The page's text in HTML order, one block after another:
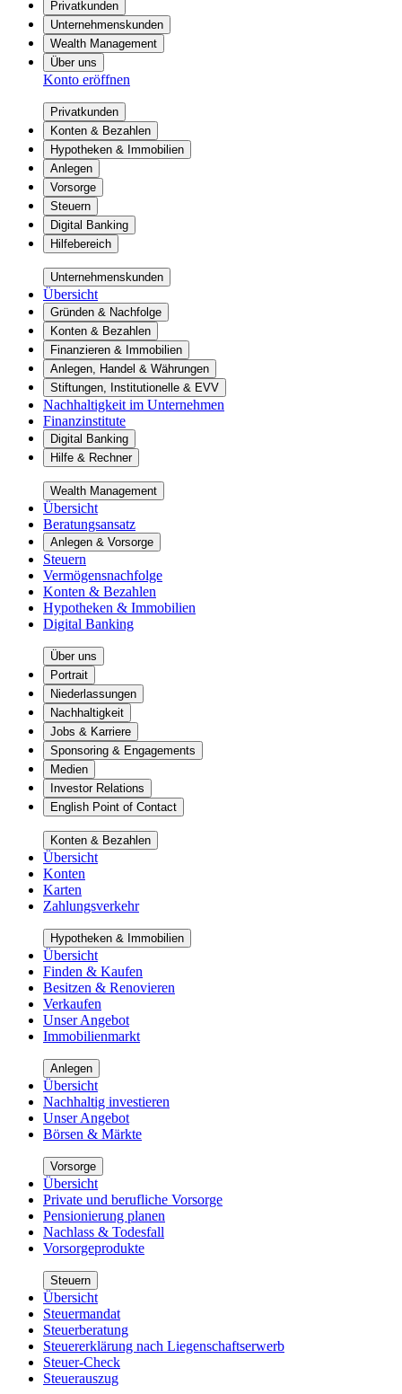
Privatkunden
Unternehmenskunden
Wealth Management
Über uns
Konto eröffnen
Privatkunden
Konten & Bezahlen
Hypotheken & Immobilien
Anlegen
Vorsorge
Steuern
Digital Banking
Hilfebereich
Unternehmenskunden
Übersicht
Gründen & Nachfolge
Konten & Bezahlen
Finanzieren & Immobilien
Anlegen, Handel & Währungen
Stiftungen, Institutionelle & EVV
Nachhaltigkeit im Unternehmen
Finanzinstitute
Digital Banking
Hilfe & Rechner
Wealth Management
Übersicht
Beratungsansatz
Anlegen & Vorsorge
Steuern
Vermögensnachfolge
Konten & Bezahlen
Hypotheken & Immobilien
Digital Banking
Über uns
Portrait
Niederlassungen
Nachhaltigkeit
Jobs & Karriere
Sponsoring & Engagements
Medien
Investor Relations
English Point of Contact
Konten & Bezahlen
Übersicht
Konten
Karten
Zahlungsverkehr
Hypotheken & Immobilien
Übersicht
Finden & Kaufen
Besitzen & Renovieren
Verkaufen
Unser Angebot
Immobilienmarkt
Anlegen
Übersicht
Nachhaltig investieren
Unser Angebot
Börsen & Märkte
Vorsorge
Übersicht
Private und berufliche Vorsorge
Pensionierung planen
Nachlass & Todesfall
Vorsorgeprodukte
Steuern
Übersicht
Steuermandat
Steuerberatung
Steuererklärung nach Liegenschaftserwerb
Steuer-Check
Steuerauszug